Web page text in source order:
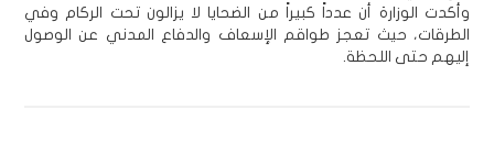
وأكدت الوزارة أن عدداً كبيراً من الضحايا لا يزالون تحت الركام وفي
الطرقات، حيث تعجز طواقم الإسعاف والدفاع المدني عن الوصول
إليهم حتى اللحظة.